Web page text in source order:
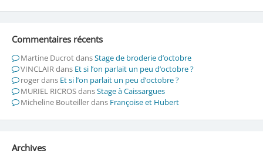
Commentaires récents
Martine DucrotdansStage de broderie d’octobre
VINCLAIRdans Et si l’on parlait un peu d’octobre ?
rogerdans Et si l’on parlait un peu d’octobre ?
MURIEL RICROSdansStage à Caissargues
Micheline Bouteillerdans Françoise et Hubert
Archives